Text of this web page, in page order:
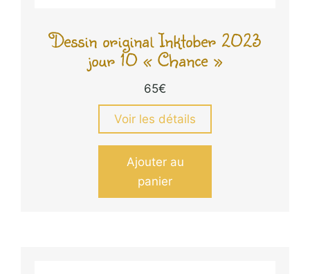
Dessin original Inktober 2023
jour 10 « Chance »
65€
Voir les détails
Ajouter au
panier